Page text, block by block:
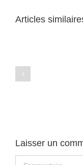
Articles
Laisser un